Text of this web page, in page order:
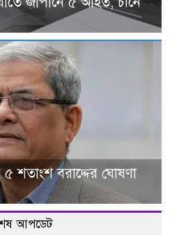
৫ শতাংশ বরাদ্দের ঘোষণা
আপডেট